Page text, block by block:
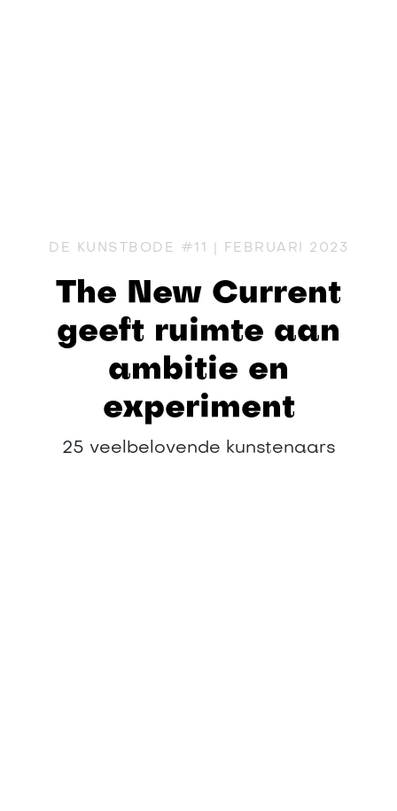
DE KUNSTBODE #11 | FEBRUARI 2023
The New Current
geeft ruimte aan
ambitie en
experiment
25 veelbelovende kunstenaars